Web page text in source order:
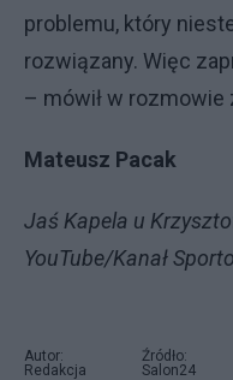
problemu, który
rozwiązany. Więc
– mówił w rozmowie
Mateusz Pacak
Jaś Kapela u
YouTube/Kanał
Autor:
Redakcja
Źródło:
Salon24